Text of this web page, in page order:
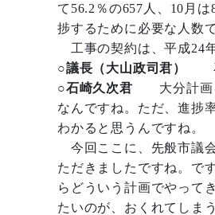
て56.2％の657人、10月
捗するために必要な人数
工事の契約は、平成24
○議長（大山政司君）
石
○石崎久次君
大分計画
なんですね。ただ、進捗
わかると思うんですね。
今回ここに、先般市議
ただきましたですね。で
らどういう計画でやって
たいのが、おくれてしま